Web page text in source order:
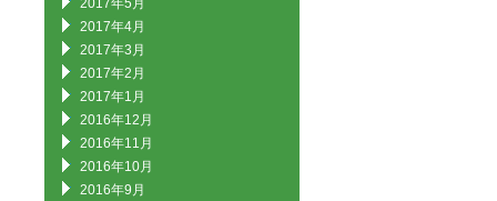
2017年5月
2017年4月
2017年3月
2017年2月
2017年1月
2016年12月
2016年11月
2016年10月
2016年9月